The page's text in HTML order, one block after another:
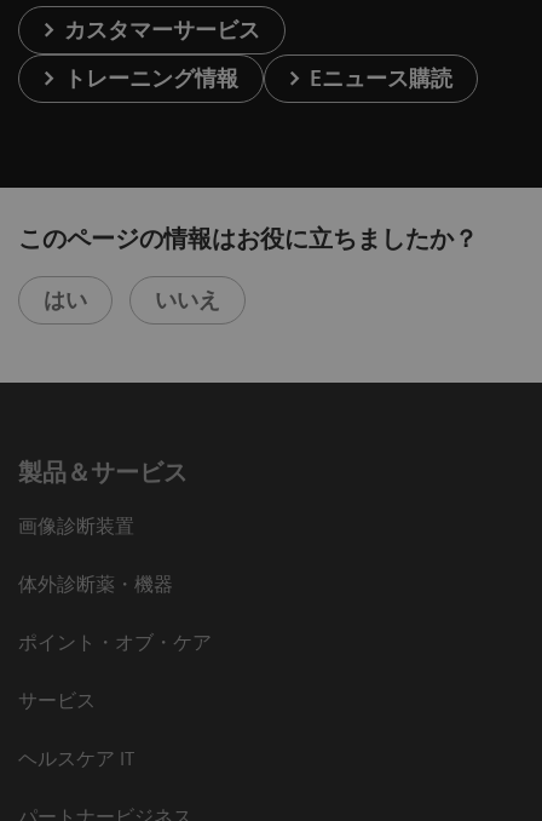
カスタマーサービス
トレーニング情報
Eニュース購読
このページの情報はお役に立ちましたか？
はい いいえ
製品＆サービス
画像診断装置
体外診断薬・機器
ポイント・オブ・ケア
サービス
ヘルスケア IT